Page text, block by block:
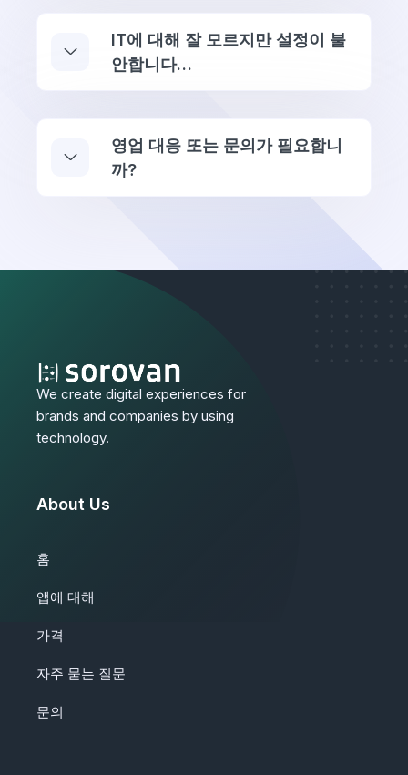
IT에 대해 잘 모르지만 설정이 불
안합니다…
영업 대응 또는 문의가 필요합니
까?
We create digital experiences for
brands and companies by using
technology.
About Us
홈
앱에 대해
가격
자주 묻는 질문
문의